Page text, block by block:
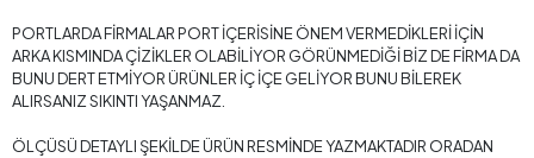
PORTLARDA FİRMALAR PORT İÇERİSİNE ÖNEM VERMEDİKLERİ İÇİN
ARKA KISMINDA ÇİZİKLER OLABİLİYOR GÖRÜNMEDİĞİ BİZ DE FİRMA DA
BUNU DERT ETMİYOR ÜRÜNLER İÇ İÇE GELİYOR BUNU BİLEREK
ALIRSANIZ SIKINTI YAŞANMAZ.
ÖLÇÜSÜ DETAYLI ŞEKİLDE ÜRÜN RESMİNDE YAZMAKTADIR ORADAN